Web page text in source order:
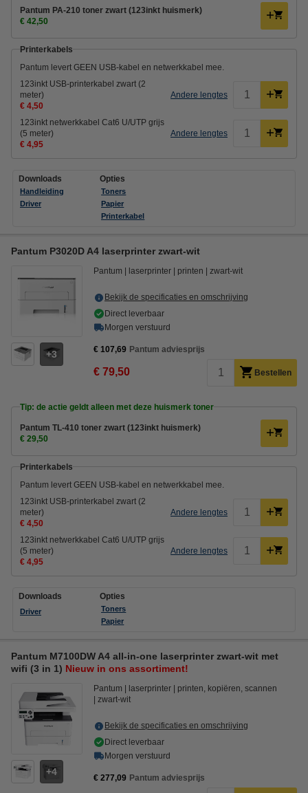
Pantum PA-210 toner zwart (123inkt huismerk)
€ 42,50
Printerkabels
Pantum levert GEEN USB-kabel en netwerkkabel mee.
123inkt USB-printerkabel zwart (2
meter)
€ 4,50
Andere lengtes
123inkt netwerkkabel Cat6 U/UTP grijs
(5 meter)
€ 4,95
Andere lengtes
Downloads
Handleiding
Driver
Opties
Toners
Papier
Printerkabel
Pantum P3020D A4 laserprinter zwart-wit
3
Pantum laserprinter printen zwart-wit
Bekijk de specificaties en omschrijving
Direct leverbaar
Morgen verstuurd
€ 107,69 Pantum adviesprijs
€ 79,50 Bestellen
Tip: de actie geldt alleen met deze huismerk toner
Pantum TL-410 toner zwart (123inkt huismerk)
€ 29,50
Printerkabels
Pantum levert GEEN USB-kabel en netwerkkabel mee.
123inkt USB-printerkabel zwart (2
meter)
€ 4,50
Andere lengtes
123inkt netwerkkabel Cat6 U/UTP grijs
(5 meter)
€ 4,95
Andere lengtes
Downloads
Driver
Opties
Toners
Papier
Pantum M7100DW A4 all-in-one laserprinter zwart-wit met
wifi (3 in 1) Nieuw in ons assortiment!
4
Pantum laserprinter
printen, kopiëren, scannen
zwart-wit
Bekijk de specificaties en omschrijving
Direct leverbaar
Morgen verstuurd
€ 277,09 Pantum adviesprijs